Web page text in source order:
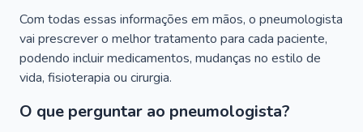
Com todas essas informações em mãos, o pneumologista
vai prescrever o melhor tratamento para cada paciente,
podendo incluir medicamentos, mudanças no estilo de
vida, fisioterapia ou cirurgia.
O que perguntar ao pneumologista?